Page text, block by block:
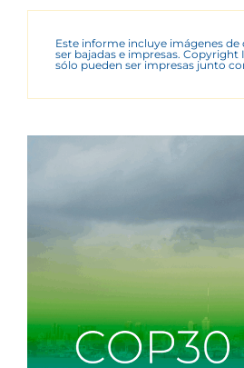
Este informe incluye imágenes de
ser bajadas e impresas. Copyright
sólo pueden ser impresas junto